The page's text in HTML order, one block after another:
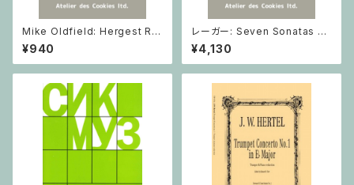
Mike Oldfield: Hergest Rid
ge / ピアノ
¥940
レーガー: Seven Sonatas o
p. 91 Heft 2 / ヴァイオリン
¥4,130